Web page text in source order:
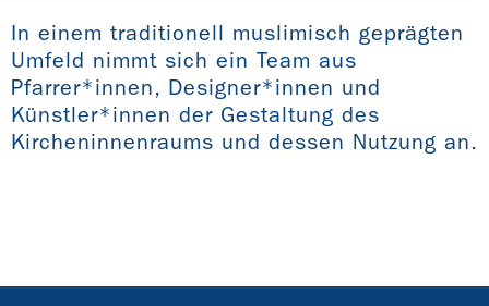
In einem traditionell muslimisch geprägten
Umfeld nimmt sich ein Team aus
Pfarrer*innen, Designer*innen und
Künstler*innen der Gestaltung des
Kircheninnenraums und dessen Nutzung an.